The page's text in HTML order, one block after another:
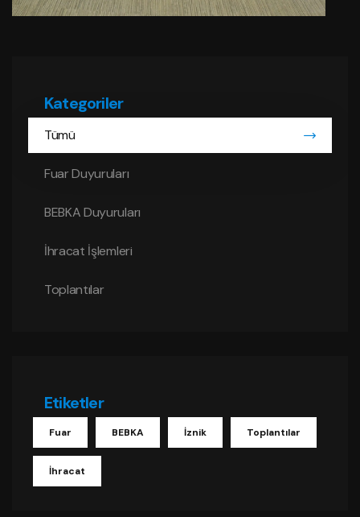
Kategoriler
Tümü
Fuar Duyuruları
BEBKA Duyuruları
İhracat İşlemleri
Toplantılar
Etiketler
Fuar BEBKA İznik Toplantılar
İhracat